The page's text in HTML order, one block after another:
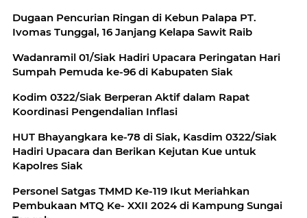
Dugaan Pencurian Ringan di Kebun Palapa PT.
Ivomas Tunggal, 16 Janjang Kelapa Sawit Raib
Wadanramil 01/Siak Hadiri Upacara Peringatan Hari
Sumpah Pemuda ke-96 di Kabupaten Siak
Kodim 0322/Siak Berperan Aktif dalam Rapat
Koordinasi Pengendalian Inflasi
HUT Bhayangkara ke-78 di Siak, Kasdim 0322/Siak
Hadiri Upacara dan Berikan Kejutan Kue untuk
Kapolres Siak
Personel Satgas TMMD Ke-119 Ikut Meriahkan
Pembukaan MTQ Ke- XXII 2024 di Kampung Sungai